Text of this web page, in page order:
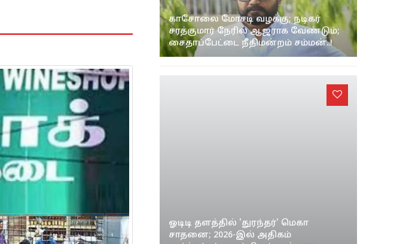
சினிமா /
சாதனை; 2026-இல் அதிகம்
பார்க்கப்பட்ட ஆங்கிலம் அல்லாத